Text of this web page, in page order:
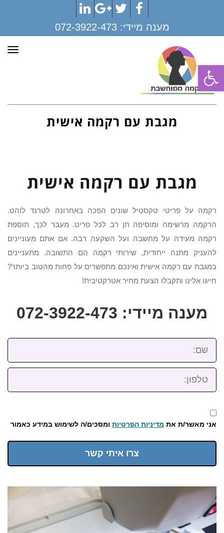
פתח סרגל נגישות
Facebook
Twitter
Google+
LinkedIn
מענה מיידי:072-3922-473
מגבת עם רקמה אישית
מגבת עם רקמה אישית
רקמה על פריטי טקסטיל שונים הפכה באחרונה לטרנד לוהט.
הרקמה מרשימה ומוסיפה חן רב לכל פריט. מעבר לכך, תוספת
רקמה מעידה על מחשבה ועל השקעה רבה. אם אתם מעוניינים
להעניק מתנה ייחודית, שירותי רקמה הם התשובה. מתעניינים
במגבת עם רקמה אישית ואינכם מתפשרים על פחות מהטוב ביותר?
חייגו אלינו ותקבלו הצעת מחיר אטרקטיבית!
מענה מיידי: 072-3922-473
שם:
טלפון:
אני מאשר/ת את מדיניות הפרטיות ומסכים/ה לשימוש במידע כאמור
צרו איתי קשר